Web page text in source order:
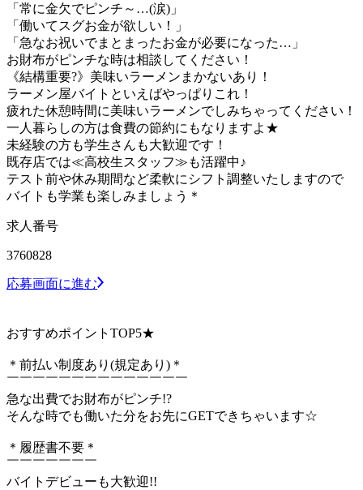
「常に金欠でピンチ～…(涙)」
「働いてスグお金が欲しい！」
「急なお祝いでまとまったお金が必要になった…」
お財布がピンチな時は相談してください！
《結構重要?》美味いラーメンまかないあり！
ラーメン屋バイトといえばやっぱりこれ！
疲れた休憩時間に美味いラーメンでしみちゃってください！
一人暮らしの方は食費の節約にもなりますよ★
未経験の方も学生さんも大歓迎です！
既存店では≪高校生スタッフ≫も活躍中♪
テスト前や休み期間など柔軟にシフト調整いたしますので
バイトも学業も楽しみましょう＊
求人番号
3760828
応募画面に進む
おすすめポイントTOP5★
＊前払い制度あり(規定あり)＊
￣￣￣￣￣￣￣￣￣￣￣￣￣￣
急な出費でお財布がピンチ!?
そんな時でも働いた分をお先にGETできちゃいます☆
＊履歴書不要＊
￣￣￣￣￣￣￣
バイトデビューも大歓迎!!